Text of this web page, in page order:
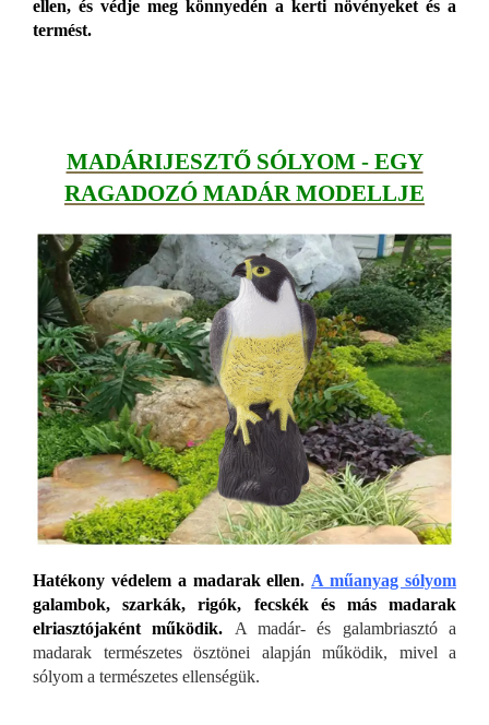
ellen, és védje meg könnyedén a kerti növényeket és a
termést.
MADÁRIJESZTŐ SÓLYOM - EGY
RAGADOZÓ MADÁR MODELLJE
Hatékony védelem a madarak ellen.A műanyag sólyom
galambok, szarkák, rigók, fecskék és más madarak
elriasztójaként működik. A madár- és galambriasztó a
madarak természetes ösztönei alapján működik, mivel a
sólyom a természetes ellenségük.